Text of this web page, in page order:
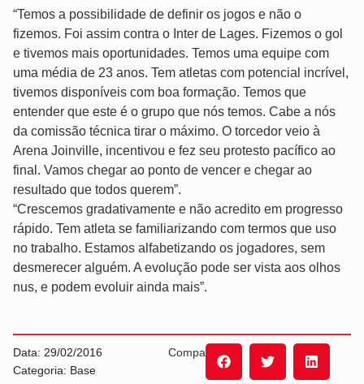
“Temos a possibilidade de definir os jogos e não o
fizemos. Foi assim contra o Inter de Lages. Fizemos o gol
e tivemos mais oportunidades. Temos uma equipe com
uma média de 23 anos. Tem atletas com potencial incrível,
tivemos disponíveis com boa formação. Temos que
entender que este é o grupo que nós temos. Cabe a nós
da comissão técnica tirar o máximo. O torcedor veio à
Arena Joinville, incentivou e fez seu protesto pacífico ao
final. Vamos chegar ao ponto de vencer e chegar ao
resultado que todos querem”.
“Crescemos gradativamente e não acredito em progresso
rápido. Tem atleta se familiarizando com termos que uso
no trabalho. Estamos alfabetizando os jogadores, sem
desmerecer alguém. A evolução pode ser vista aos olhos
nus, e podem evoluir ainda mais”.
Data: 29/02/2016
Categoria: Base
Compartilhe: